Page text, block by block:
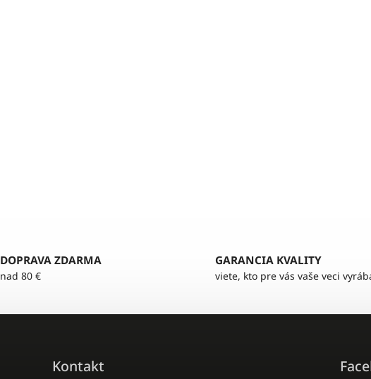
DOPRAVA ZDARMA
nad 80 €
GARANCIA KVALITY
viete, kto pre vás vaše veci
Kontakt